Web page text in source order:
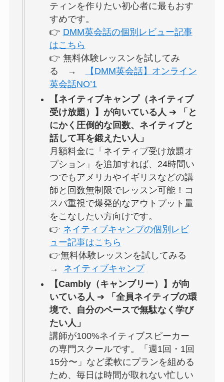
ティンを作りたい初心者に最もおす
すめです。
👉 DMM英会話の個別レビュー記事
はこちら
👉 無料体験レッスンを試してみ
る →
【DMM英会話】オンライン
英会話NO’1
【ネイティブキャンプ（ネイティブ
受け放題）】が向いている人 ➔
「と
にかく圧倒的な回数、ネイティブと
話して耳を鍛えたい人」
月額料金に「ネイティブ受け放題オ
プション」を追加すれば、24時間い
つでもアメリカやイギリスなどの講
師と回数無制限でレッスン可能！コ
スパ重視で爆発的なアウトプット量
をこなしたい方向けです。
👉 ネイティブキャンプの個別レビ
ュー記事はこちら
👉無料体験レッスンを試してみる
→ ネイティブキャンプ
【Cambly（キャンブリー）】が向
いている人 ➔
「全員ネイティブの環
境で、自分のペースで無駄なく学び
たい人」
講師が100%ネイティブスピーカー
の専門スクールです。「週1回・1回
15分〜」など柔軟にプランを組める
ため、毎日は時間が取れない忙しい